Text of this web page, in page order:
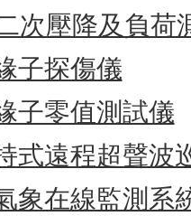
次壓降及負荷
子探傷儀
子零值測試儀
式遠程超聲波
象在線監測系